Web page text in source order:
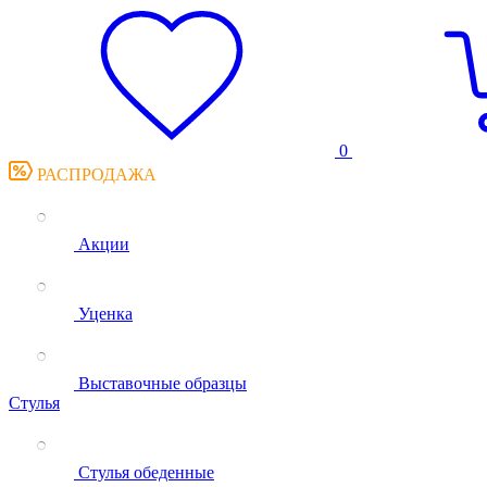
0
РАСПРОДАЖА
Акции
Уценка
Выставочные образцы
Стулья
Стулья обеденные